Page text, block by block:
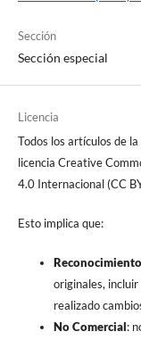
Sección
Sección especial
Licencia
Todos los artículos de
licencia Creative
4.0 Internacional (CC
Esto implica que:
Reconocimiento
originales, incluir
realizado
No Comercial: